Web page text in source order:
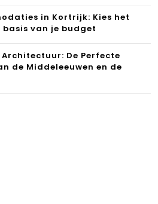
in Kortrijk: Kies het
van je budget
De Perfecte
de Middeleeuwen en de